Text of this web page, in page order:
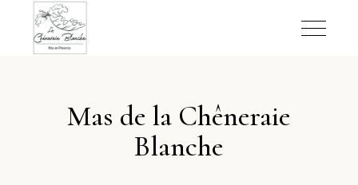
Mas de la Chêneraie
Blanche